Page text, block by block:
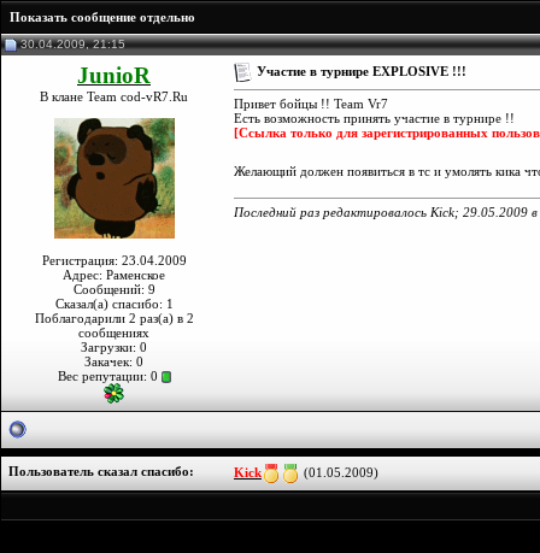
Показать сообщение отдельно
30.04.2009, 21:15
JunioR
В клане Team cod-vR7.Ru
Регистрация: 23.04.2009
Адрес: Раменское
Сообщений: 9
Сказал(а) спасибо: 1
Поблагодарили 2 раз(а) в 2
сообщениях
Загрузки: 0
Закачек: 0
Вес репутации: 0
Участие в турнире EXPLOSIVE !!!
Привет бойцы !! Team Vr7
Есть возможность принять участие в турнире !!
[Ссылка только для зарегистрированных
Желающий должен появиться в тс и умолять кика
Последний раз редактировалось Kick; 29.05.2009 в
Пользователь сказал cпасибо: Kick (01.05.2009)